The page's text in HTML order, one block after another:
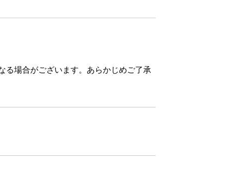
る場合がございます。あらかじめご了承